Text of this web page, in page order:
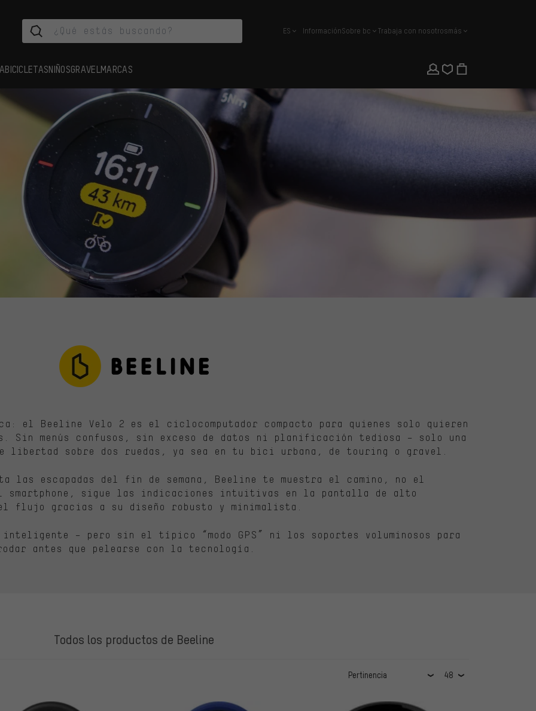
español
ES InformaciónSobre bc Trabaja con nosotrosmás
BICICLETASNIÑOSGRAVEL MARCAS
el Beeline Velo 2 es el ciclocomputador compacto para quienes solo quieren
menús confusos, sin exceso de datos ni planificación tediosa – solo una
libertad sobre dos ruedas, ya sea en tu bici urbana, de touring o gravel.
las escapadas del fin de semana, Beeline te muestra el camino, no el
sigue las indicaciones intuitivas en la pantalla de alto
flujo gracias a su diseño robusto y minimalista.
– pero sin el típico “modo GPS” ni los soportes voluminosos para
antes que pelearse con la tecnología.
Todos los productos de Beeline